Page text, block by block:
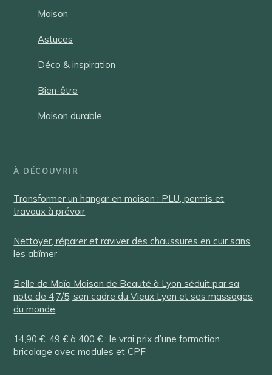
Maison
Astuces
Déco & inspiration
Bien-être
Maison durable
À DÉCOUVRIR
Transformer un hangar en maison : PLU, permis et
travaux à prévoir
Nettoyer, réparer et raviver des chaussures en cuir sans
les abîmer
Belle de Maïa Maison de Beauté à Lyon séduit par sa
note de 4,7/5, son cadre du Vieux Lyon et ses massages
du monde
14,90 €, 49 € à 400 € : le vrai prix d’une formation
bricolage avec modules et CPF